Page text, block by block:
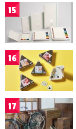
15
16
17